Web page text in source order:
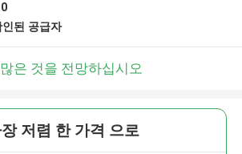
인된 공급자
은 것을 전망하십시오
저렴 한 가격 으로